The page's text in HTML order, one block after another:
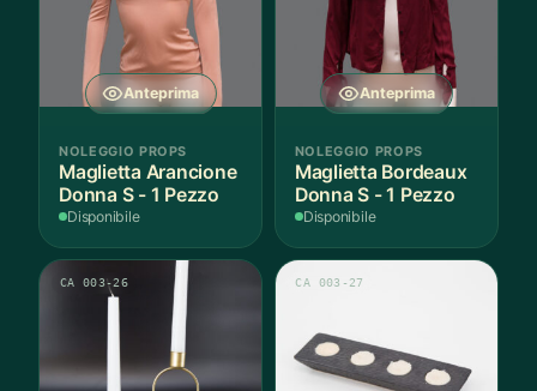
Anteprima
NOLEGGIO PROPS
Maglietta Arancione
Donna S - 1 Pezzo
Disponibile
Anteprima
NOLEGGIO PROPS
Maglietta Bordeaux
Donna S - 1 Pezzo
Disponibile
CA 003-26 CA 003-27